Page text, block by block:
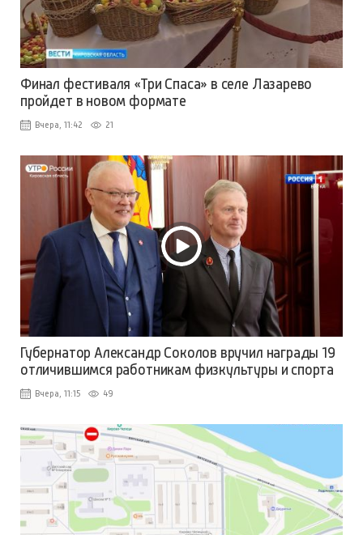
Финал фестиваля «Три Спаса» в селе Лазарево
пройдет в новом формате
Вчера, 11:42 21
Губернатор Александр Соколов вручил награды 19
отличившимся работникам физкультуры и спорта
Вчера, 11:15 49